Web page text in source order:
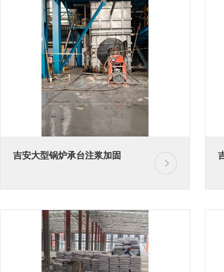
吉安大型锅炉承台注浆加固